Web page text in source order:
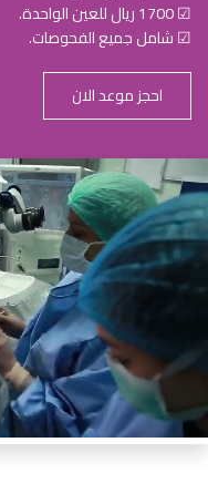
☑ 1700 ريال للعين الواحدة.
☑ شامل جميع الفحوصات.
احجز موعد الان